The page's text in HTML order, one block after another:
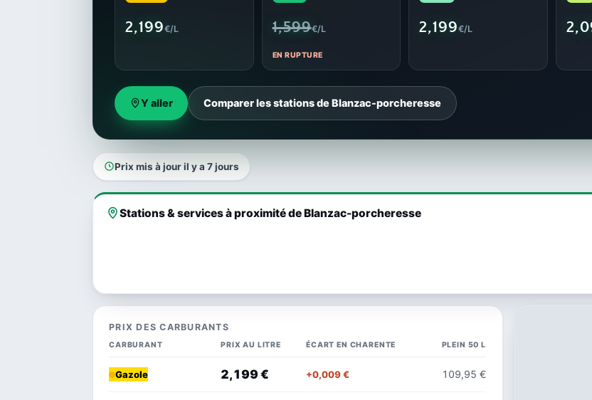
2,199€/L 1,599€/L
EN RUPTURE
2,199€/L
Y aller Comparer les stations de Blanzac-porcheresse
Prix mis à jour il y a 7 jours
Stations & services à proximité de Blanzac-porcheresse
PRIX DES CARBURANTS
CARBURANT PRIX AU LITRE ÉCART EN CHARENTE PLEIN 50 L
Gazole 2,199 € +0,009 € 109,95 €